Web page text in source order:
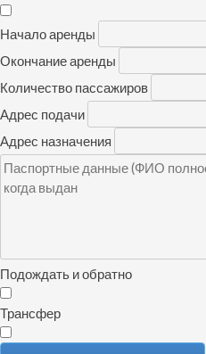
Начало аренды
Окончание аренды
Количество пассажиров
Адрес подачи
Адрес назначения
Подождать и обратно
Трансфер